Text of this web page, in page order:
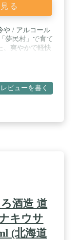
る
や / アルコール
夢民村」で育て
、爽やかで軽快
レビューを書く
酒造 道
キウサ
(北海道